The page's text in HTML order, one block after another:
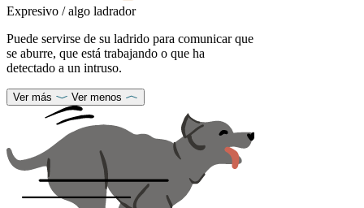
Expresivo / algo ladrador
Puede servirse de su ladrido para comunicar que
se aburre, que está trabajando o que ha
detectado a un intruso.
Ver más Ver menos